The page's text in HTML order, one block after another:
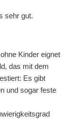
sehr gut.
Kinder eignet
das mit dem
Es gibt
und sogar feste